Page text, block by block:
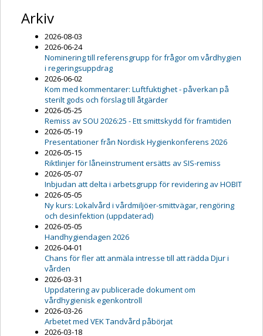
Arkiv
2026-08-03
2026-06-24
Nominering till referensgrupp för frågor om vårdhygien
i regeringsuppdrag
2026-06-02
Kom med kommentarer: Luftfuktighet - påverkan på
sterilt gods och förslag till åtgärder
2026-05-25
Remiss av SOU 2026:25 - Ett smittskydd för framtiden
2026-05-19
Presentationer från Nordisk Hygienkonferens 2026
2026-05-15
Riktlinjer för låneinstrument ersätts av SIS-remiss
2026-05-07
Inbjudan att delta i arbetsgrupp för revidering av HOBIT
2026-05-05
Ny kurs: Lokalvård i vårdmiljöer-smittvägar, rengöring
och desinfektion (uppdaterad)
2026-05-05
Handhygiendagen 2026
2026-04-01
Chans för fler att anmäla intresse till att rädda Djur i
vården
2026-03-31
Uppdatering av publicerade dokument om
vårdhygienisk egenkontroll
2026-03-26
Arbetet med VEK Tandvård påbörjat
2026-03-18